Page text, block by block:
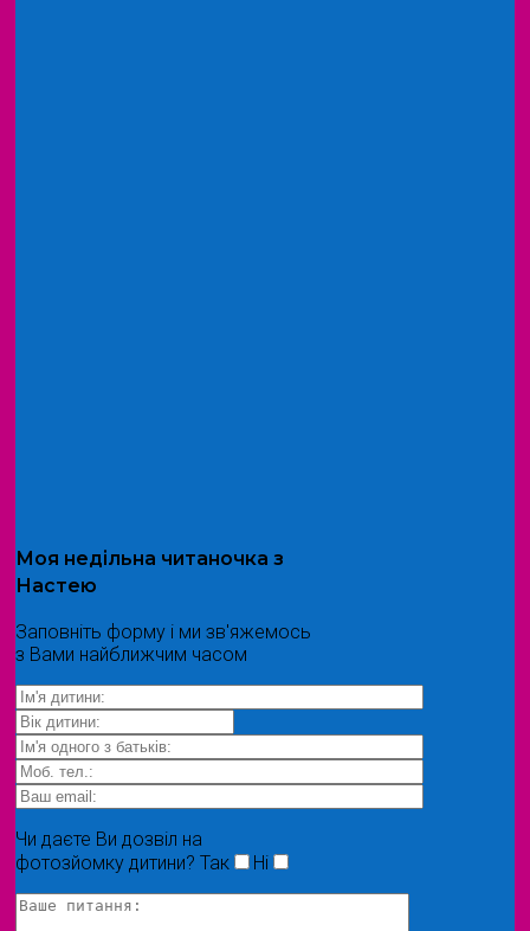
Моя недільна читаночка з
Настею
Заповніть форму і ми зв'яжемось
з Вами найближчим часом
Чи даєте Ви дозвіл на
фотозйомку дитини? Так Ні